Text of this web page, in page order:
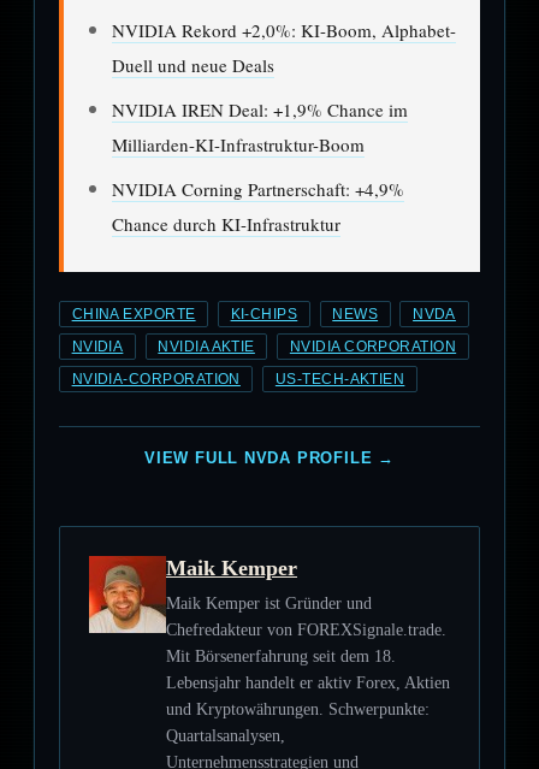
NVIDIA Rekord +2,0%: KI-Boom, Alphabet-
Duell und neue Deals
NVIDIA IREN Deal: +1,9% Chance im
Milliarden-KI-Infrastruktur-Boom
NVIDIA Corning Partnerschaft: +4,9%
Chance durch KI-Infrastruktur
CHINA EXPORTE KI-CHIPS NEWS NVDA
NVIDIA NVIDIA AKTIE NVIDIA CORPORATION
NVIDIA-CORPORATION US-TECH-AKTIEN
VIEW FULL NVDA PROFILE →
Maik Kemper
Maik Kemper ist Gründer und
Chefredakteur von FOREXSignale.trade.
Mit Börsenerfahrung seit dem 18.
Lebensjahr handelt er aktiv Forex, Aktien
und Kryptowährungen. Schwerpunkte:
Quartalsanalysen,
Unternehmensstrategien und